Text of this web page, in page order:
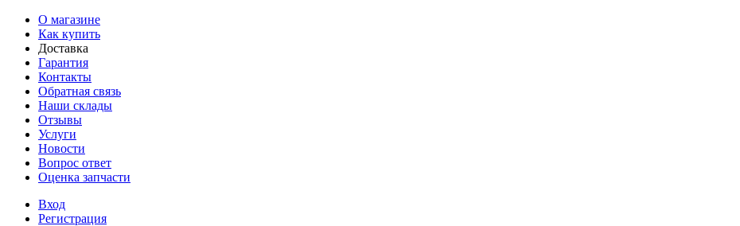
О магазине
Как купить
Доставка
Гарантия
Контакты
Обратная связь
Наши склады
Отзывы
Услуги
Новости
Вопрос ответ
Оценка запчасти
Вход
Регистрация